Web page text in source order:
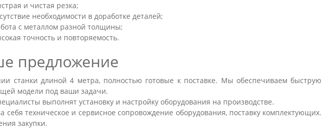
и чистая резка;
необходимости в доработке деталей;
с металлом разной толщины;
точность и повторяемость.
предложение
станки длиной 4 метра, полностью готовые к поставке. Мы обеспечиваем
модели под ваши задачи.
выполнят установку и настройку оборудования на производстве.
себя техническое и сервисное сопровождение оборудования, поставку
закупки.